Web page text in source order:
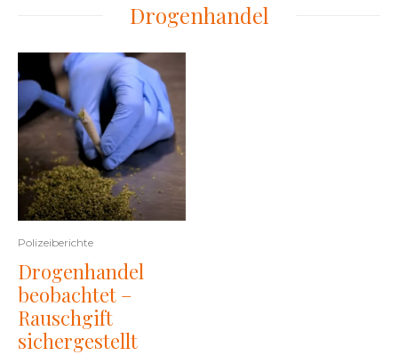
Drogenhandel
Polizeiberichte
Drogenhandel
beobachtet –
Rauschgift
sichergestellt